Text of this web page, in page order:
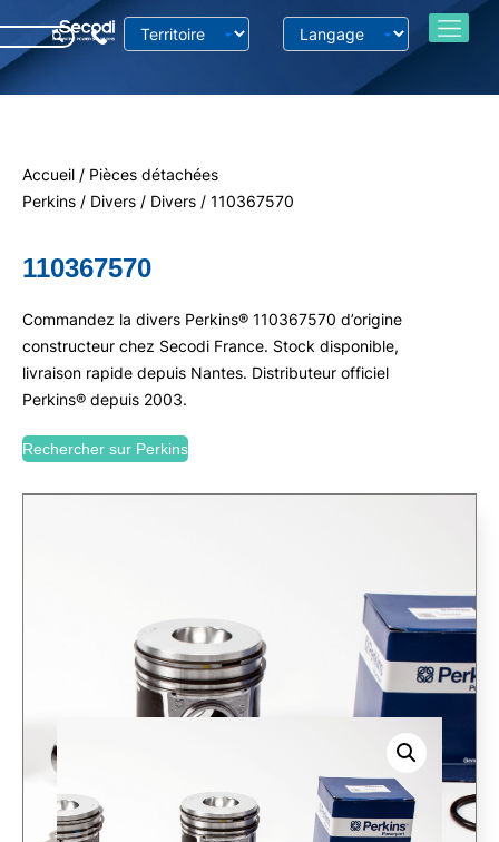
Accueil / Pièces détachées
Perkins / Divers / Divers / 110367570
110367570
Commandez la divers Perkins® 110367570 d’origine
constructeur chez Secodi France. Stock disponible,
livraison rapide depuis Nantes. Distributeur officiel
Perkins® depuis 2003.
Rechercher sur Perkins